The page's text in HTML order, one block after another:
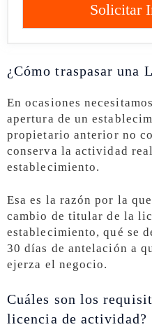
Solicitar
¿Cómo traspasar una
En ocasiones
apertura de un
propietario anterior no
conserva la actividad
establecimiento.
Esa es la razón por la
cambio de titular de la
establecimiento, qué se
30 días de antelación a
ejerza el negocio.
Cuáles son los
licencia de actividad?